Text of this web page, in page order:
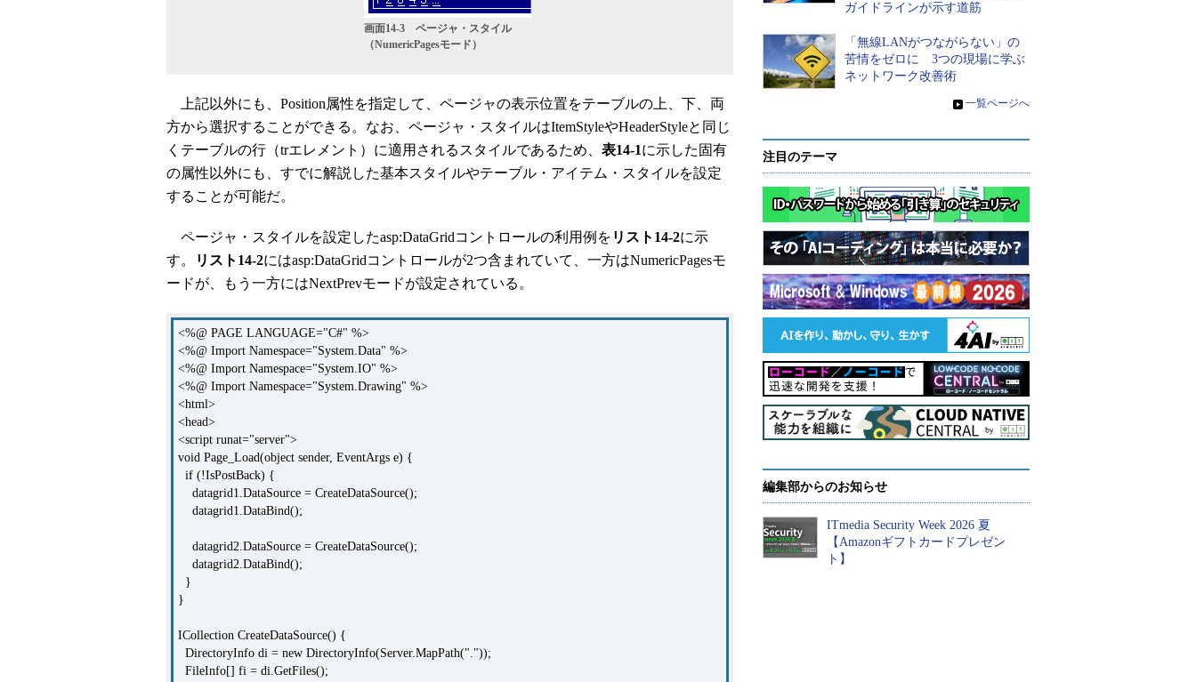
画面14-3 ページャ・スタイル
（NumericPagesモード）
上記以外にも、Position属性を指定して、ページャの表示位置をテーブルの上、下、両
方から選択することができる。なお、ページャ・スタイルはItemStyleやHeaderStyleと同じ
くテーブルの行（trエレメント）に適用されるスタイルであるため、 表14-1に示した固有
の属性以外にも、すでに解説した基本スタイルやテーブル・アイテム・スタイルを設定
することが可能だ。
ページャ・スタイルを設定したasp:DataGridコントロールの利用例を リスト14-2に示
す。
リスト14-2にはasp:DataGridコントロールが2つ含まれていて、一方はNumericPagesモ
ードが、もう一方にはNextPrevモードが設定されている。
<%@ PAGE LANGUAGE="C#" %>
<%@ Import Namespace="System.Data" %>
<%@ Import Namespace="System.IO" %>
<%@ Import Namespace="System.Drawing" %>
<html>
<head>
<script runat="server">
void Page_Load(object sender, EventArgs e) {
if (!IsPostBack) {
datagrid1.DataSource = CreateDataSource();
datagrid1.DataBind();
datagrid2.DataSource = CreateDataSource();
datagrid2.DataBind();
}
}
ICollection CreateDataSource() {
DirectoryInfo di = new DirectoryInfo(Server.MapPath("."));
FileInfo[] fi = di.GetFiles();
ガイドラインが示す道筋
「無線LANがつながらない」の
苦情をゼロに 3つの現場に学ぶ
ネットワーク改善術
» 一覧ページへ
注目のテーマ
編集部からのお知らせ
ITmedia Security Week 2026 夏
【Amazonギフトカードプレゼン
ト】